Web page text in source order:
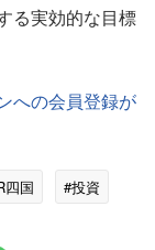
る実効的な目標
への会員登録が
四国 #投資